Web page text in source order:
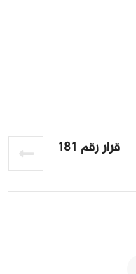
قرار رقم 181